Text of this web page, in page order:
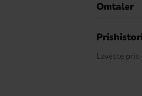
Omtaler
Laveste